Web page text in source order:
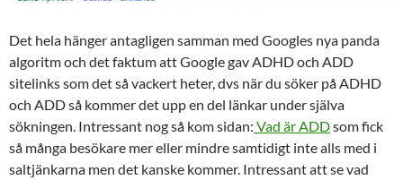
Det hela hänger antagligen samman med Googles nya panda
algoritm och det faktum att Google gav ADHD och ADD
sitelinks som det så vackert heter, dvs när du söker på ADHD
och ADD så kommer det upp en del länkar under själva
sökningen. Intressant nog så kom sidan: Vad är ADDsom fick
så många besökare mer eller mindre samtidigt inte alls med i
saltjänkarna men det kanske kommer. Intressant att se vad